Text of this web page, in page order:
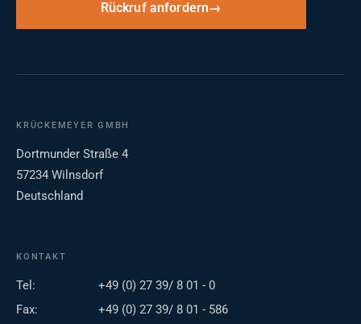
Rückruf anfordern
KRÜCKEMEYER GMBH
Dortmunder Straße 4
57234 Wilnsdorf
Deutschland
KONTAKT
Tel:
+49 (0) 27 39/ 8 01 - 0
Fax:
+49 (0) 27 39/ 8 01 - 586